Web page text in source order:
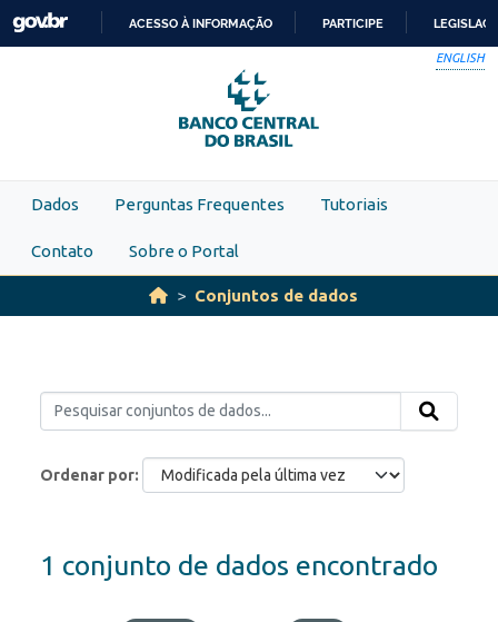
Skip to main content
PARA
O
CONTEÚDO
ACESSO À INFORMAÇÃO PARTICIPE
ENGLISH
Dados Perguntas Frequentes Tutoriais
Contato Sobre o Portal
Conjuntos de dados
Ordenar por
1 conjunto de dados encontrado